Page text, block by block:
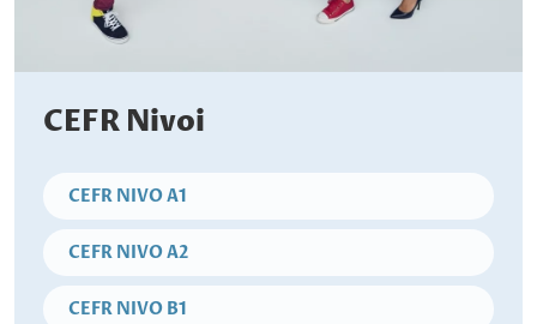
CEFR Nivoi
CEFR NIVO A1
CEFR NIVO A2
CEFR NIVO B1